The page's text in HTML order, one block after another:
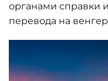
органами справки
перевода на